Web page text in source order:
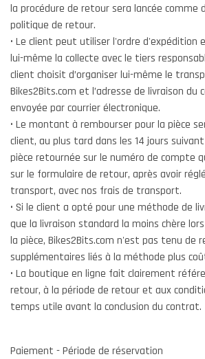
la procédure de retour sera lancée comme
politique de retour.
• Le client peut utiliser l'ordre d'expédition
lui-même la collecte avec le tiers
client choisit d’organiser lui-même le
Bikes2Bits.com et l’adresse de livraison du
envoyée par courrier électronique.
• Le montant à rembourser pour la pièce
client, au plus tard dans les 14 jours
pièce retournée sur le numéro de compte
sur le formulaire de retour, après avoir
transport, avec nos frais de transport.
• Si le client a opté pour une méthode de
que la livraison standard la moins chère
la pièce, Bikes2Bits.com n'est pas tenu de
supplémentaires liés à la méthode plus
• La boutique en ligne fait clairement
retour, à la période de retour et aux
temps utile avant la conclusion du contrat.
Paiement - Période de réservation